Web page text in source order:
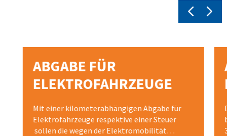
ABGABE FÜR
ELEKTROFAHRZEUGE
Mit einer kilometerabhängigen Abgabe für
Elektrofahrzeuge respektive einer Steuer
sollen die wegen der Elektromobilität